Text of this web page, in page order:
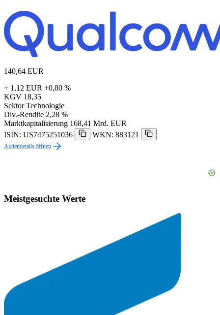
140,64 EUR
+ 1,12 EUR +0,80 %
KGV 18,35
Sektor Technologie
Div.-Rendite 2,28 %
Marktkapitalisierung 168,41 Mrd. EUR
ISIN: US7475251036
WKN: 883121
Aktiendetails öffnen
Meistgesuchte Werte